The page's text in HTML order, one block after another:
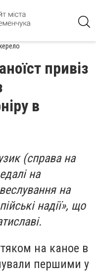
привіз
в
(справа на
на
на
надії», що
на каное в
першими у